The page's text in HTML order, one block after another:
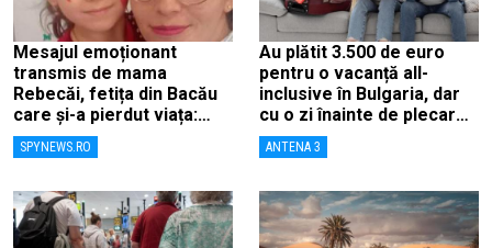
Mesajul emoționant
transmis de mama
Rebecăi, fetița din Bacău
care și-a pierdut viața:
„Îngerașul meu…”
SPYNEWS.RO
Au plătit 3.500 de euro
pentru o vacanță all-
inclusive în Bulgaria, dar
cu o zi înainte de plecare
au aflat că a fost anulată
ANTENA 3